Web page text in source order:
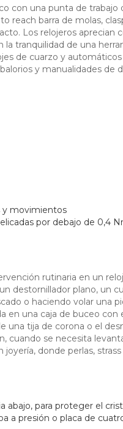
con una punta de trabajo
barra de molas,
Los relojeros aprecian
tranquilidad de una
de cuarzo y
y manualidades de
y movimientos
por debajo de 0,4
rutinaria en un
destornillador plano, un
o haciendo volar una
en una caja de buceo
una tija de corona o el
cuando se necesita
donde perlas,
abajo, para proteger el
a presión o placa de